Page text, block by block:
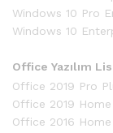
Windows 10 Pro
Windows 10
Office Yazılım
Office 2019 Pro
Office 2019
Office 2016